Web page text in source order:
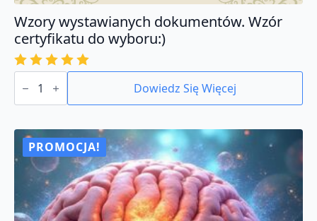
Wzory wystawianych dokumentów. Wzór
certyfikatu do wyboru:)
ilość
Wzory
dokumentów.
certyfikatu
wyboru:)
Dowiedz Się Więcej
PROMOCJA!